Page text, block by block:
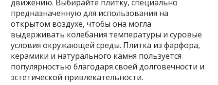
движению. Выбирайте плитку, специально
предназначенную для использования на
открытом воздухе, чтобы она могла
выдерживать колебания температуры и суровые
условия окружающей среды. Плитка из фарфора,
керамики и натурального камня пользуется
популярностью благодаря своей долговечности и
эстетической привлекательности.